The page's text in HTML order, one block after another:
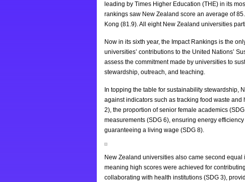
leading by Times Higher Education (THE) in its
rankings saw New Zealand score an average of
Kong (81.9). All eight New Zealand universities
Now in its sixth year, the Impact Rankings is the
universities’ contributions to the United Nations’
assess the commitment made by universities to
stewardship, outreach, and teaching.
In topping the table for sustainability stewardship,
against indicators such as tracking food waste
2), the proportion of senior female academics
measurements (SDG 6), ensuring energy
guaranteeing a living wage (SDG 8).
New Zealand universities also came second
meaning high scores were achieved for
collaborating with health institutions (SDG 3),